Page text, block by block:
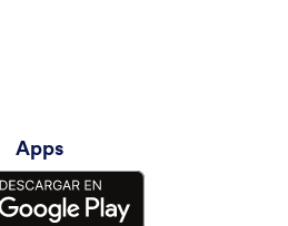
Apps